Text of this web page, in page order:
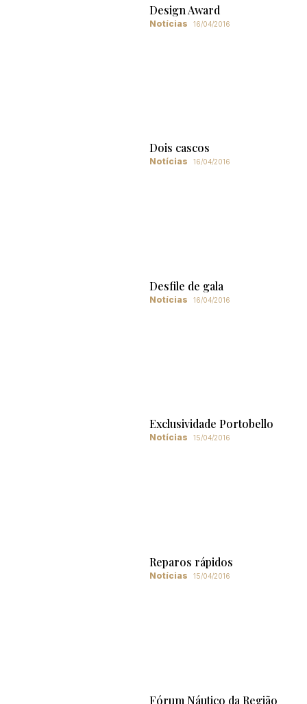
Design Award
Notícias 16/04/2016
Dois cascos
Notícias 16/04/2016
Desfile de gala
Notícias 16/04/2016
Exclusividade Portobello
Notícias 15/04/2016
Reparos rápidos
Notícias 15/04/2016
Fórum Náutico da Região